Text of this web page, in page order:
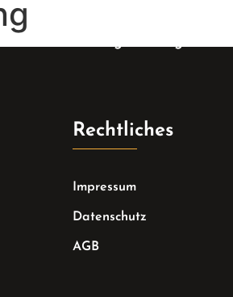
Rechtliches
Impressum
Datenschutz
AGB